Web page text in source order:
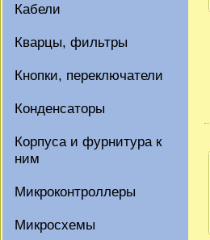
Кабели
Кварцы, фильтры
Кнопки, переключатели
Конденсаторы
Корпуса и фурнитура к
ним
Микроконтроллеры
Микросхемы